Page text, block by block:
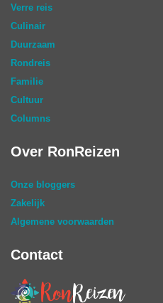
Verre reis
Culinair
Duurzaam
Rondreis
Familie
Cultuur
Columns
Over RonReizen
Onze bloggers
Zakelijk
Algemene voorwaarden
Contact